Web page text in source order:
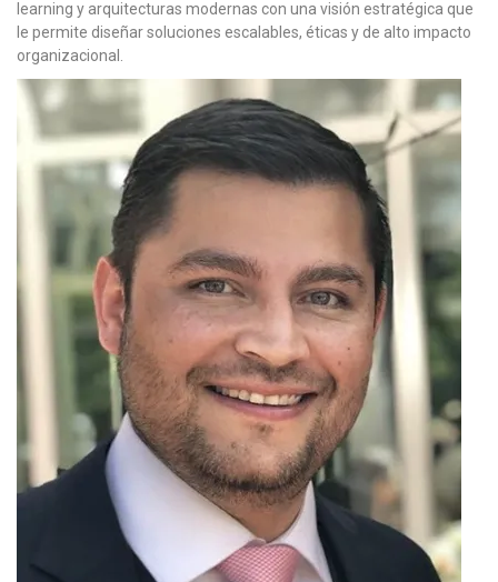
learning y arquitecturas modernas con una visión estratégica que
le permite diseñar soluciones escalables, éticas y de alto impacto
organizacional.